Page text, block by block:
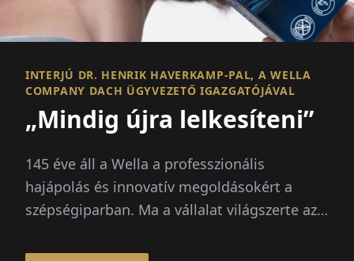
INTERJÚ DR. HENRIK HAVERKAMP-PAL, A WELLA
COMPANY DACH ÜGYVEZETŐ IGAZGATÓJÁVAL
„Mindig újra lelkesíteni”
145 éve áll a Wella a professzionális
hajápolás és innovatív megoldásokért a
szépségiparban. Ma a vállalat világszerte az